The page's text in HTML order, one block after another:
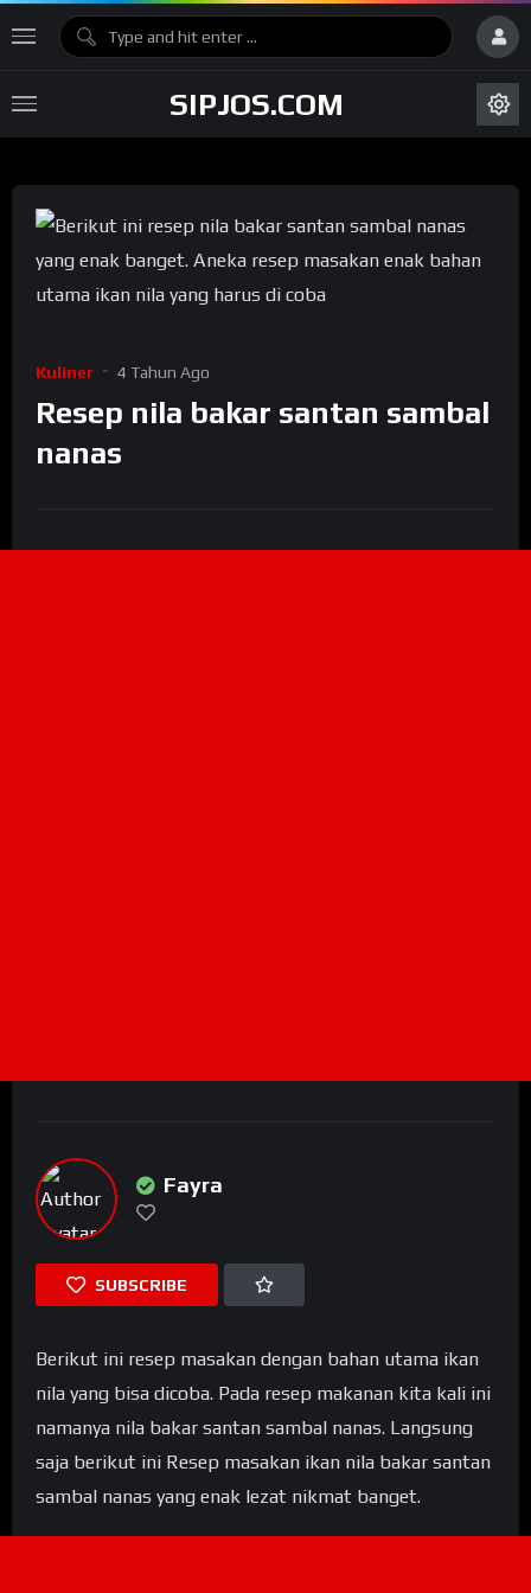
SIPJOS.COM
Kuliner 4 Tahun Ago
Resep nila bakar santan sambal
nanas
Fayra
SUBSCRIBE
Berikut ini resep masakan dengan bahan utama ikan
nila yang bisa dicoba. Pada resep makanan kita kali ini
namanya nila bakar santan sambal nanas. Langsung
saja berikut ini Resep masakan ikan nila bakar santan
sambal nanas yang enak lezat nikmat banget.